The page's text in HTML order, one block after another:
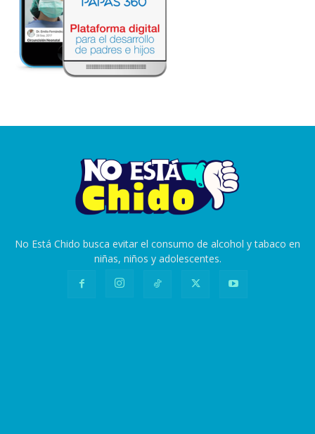
No Está Chido busca evitar el consumo de alcohol y tabaco en
niñas, niños y adolescentes.